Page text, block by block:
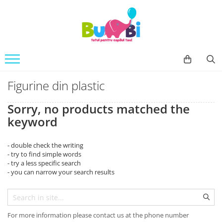
Arte si indemanare
Machete
Seturi creative
Back To School
Cuburi constructie
Jucarie din plus
Jucarii muzicale
Jucarii pentru Baie
Jucarii de exterior
Jucarii de rol
Accesorii baie
Accesorii carucioare
Genti
Hranire bebe
Containere lapte praf
Seturi pentru masa
Sterilizatoare
Accesorii igiena
Body
Figurine din plastic
Sorry, no products matched the
keyword
- double check the writing
- try to find simple words
- try a less specific search
- you can narrow your search results
For more information please contact us at the phone number